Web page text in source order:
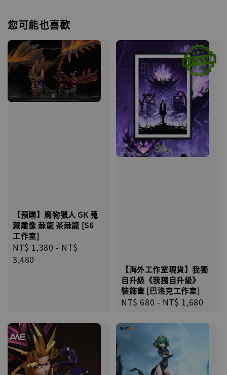
您可能也喜歡
【預購】魔物獵人 GK 蒐
藏雕像 棘龍 茶棘龍 [S6
工作室]
Regular
price
NT$ 1,380 - NT$
3,480
【海外工作室現貨】我獨
自升級《我獨自升級》
裝飾畫 [巴洛克工作室]
Regular
NT$ 680 - NT$ 1,680